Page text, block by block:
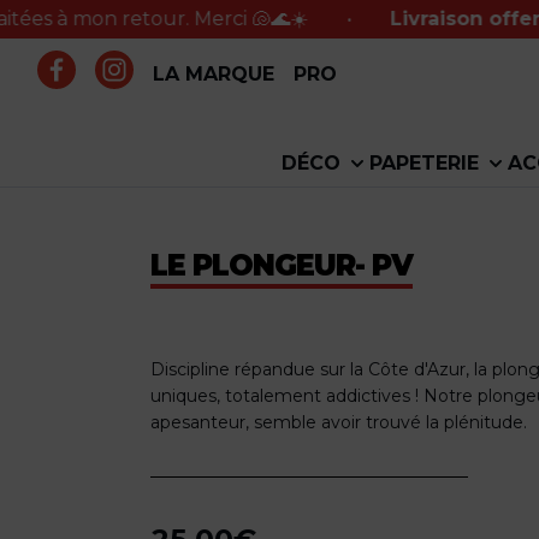
retour. Merci 🐚🌊☀️ • Livraison offerte en
LA MARQUE PRO
DÉCO PAPETERIE
LE PLONGEUR- PV
Discipline répandue sur la Côte d'Azur, la
uniques, totalement addictives ! Notre
apesanteur, semble avoir trouvé la plénitude.